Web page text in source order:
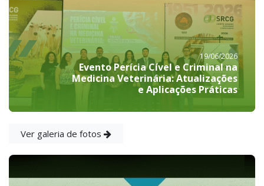
19/06/2026
Evento Perícia Cível e Criminal na
Medicina Veterinária: Atualizações
e Aplicações Práticas
Ver galeria de fotos